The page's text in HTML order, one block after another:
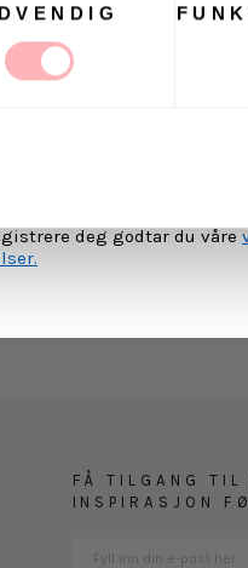
FÅ TILGANG TIL
INSPIRASJON
jeg samtykker til at Villoid
deg godtar du våre